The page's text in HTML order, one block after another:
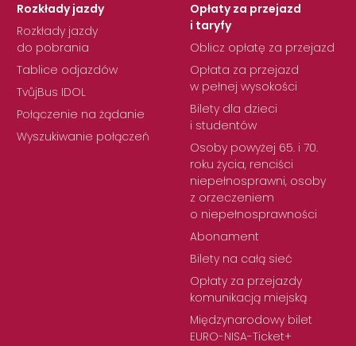
Rozkłady jazdy
Rozkłady jazdy
do pobrania
Tablice odjazdów
TvůjBus IDOL
Połączenie na żądanie
Wyszukiwanie połączeń
Opłaty za przejazd
i taryfy
Oblicz opłatę za przejazd
Opłata za przejazd
w pełnej wysokości
Bilety dla dzieci
i studentów
Osoby powyżej 65. i 70.
roku życia, renciści
niepełnosprawni, osoby
z orzeczeniem
o niepełnosprawności
Abonament
Bilety na całą sieć
Opłaty za przejazdy
komunikacją miejską
Międzynarodowy bilet
EURO-NISA-Ticket+